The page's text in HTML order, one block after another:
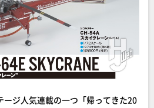
ジ人気連載の一つ「帰ってきた20